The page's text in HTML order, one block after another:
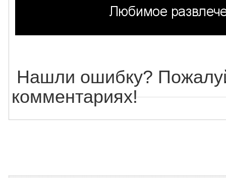
Нашли ошибку?
комментариях!